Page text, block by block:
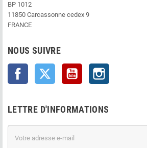
BP 1012
11850 Carcassonne cedex 9
FRANCE
NOUS SUIVRE
Facebook Twitter YouTube
LETTRE D'INFORMATIONS